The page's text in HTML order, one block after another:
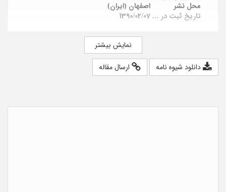
محل نشر
اصفهان (ایران)
تاریخ ثبت در پایگاه 1390/02/07
نمایش بیشتر
دانلود شیوه نامه ارسال مقاله